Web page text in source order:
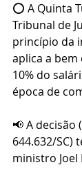
⭕ A Quinta
Tribunal de
princípio da
aplica a
10% do
época de
📢 A decisão
644.632/SC)
ministro Joel